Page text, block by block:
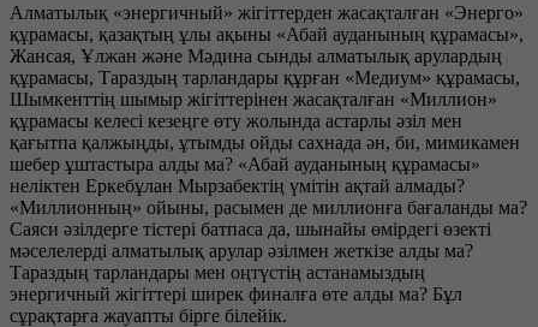
Алматылық «энергичный» жігіттерден жасақталған «Энерго»
құрамасы, қазақтың ұлы ақыны «Абай ауданының құрамасы»,
Жансая, Ұлжан және Мәдина сынды алматылық арулардың
құрамасы, Тараздың тарландары құрған «Медиум» құрамасы,
Шымкенттің шымыр жігіттерінен жасақталған «Миллион»
құрамасы келесі кезеңге өту жолында астарлы әзіл мен
қағытпа қалжыңды, ұтымды ойды сахнада ән, би, мимикамен
шебер ұштастыра алды ма? «Абай ауданының құрамасы»
неліктен Еркебұлан Мырзабектің үмітін ақтай алмады?
«Миллионның» ойыны, расымен де миллионға бағаланды ма?
Саяси әзілдерге тістері батпаса да, шынайы өмірдегі өзекті
мәселелерді алматылық арулар әзілмен жеткізе алды ма?
Тараздың тарландары мен оңтүстің астанамыздың
энергичный жігіттері ширек финалға өте алды ма? Бұл
сұрақтарға жауапты бірге білейік.